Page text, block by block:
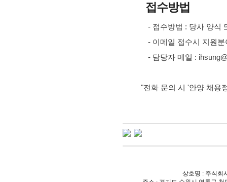
접수방법
- 접수방법 : 당사 양식
- 이메일 접수시 지원
- 담당자 메일 :
"전화 문의 시 '안양 채용
상호명 : 주식회